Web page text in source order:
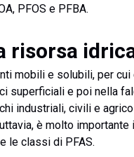
PFOS e PFBA.
risorsa
mobili e solubili, per
superficiali e poi nella
industriali, civili e
è molto
le classi di PFAS.